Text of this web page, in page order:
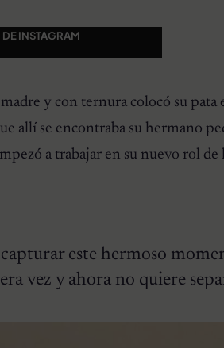
INSTAGRAM
y con ternura colocó su
allí se encontraba su hermano
a trabajar en su nuevo rol
capturar este hermoso
vez y ahora no quiere